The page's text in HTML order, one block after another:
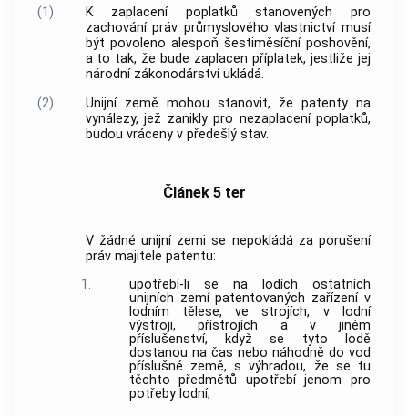
(1)
K zaplacení poplatků stanovených pro
zachování práv průmyslového vlastnictví musí
být povoleno alespoň šestiměsíční poshovění,
a to tak, že bude zaplacen příplatek, jestliže jej
národní zákonodárství ukládá.
(2)
Unijní země mohou stanovit, že patenty na
vynálezy, jež zanikly pro nezaplacení poplatků,
budou vráceny v předešlý stav.
Článek 5 ter
V žádné unijní zemi se nepokládá za porušení
práv majitele patentu:
1.
upotřebí-li se na lodích ostatních
unijních zemí patentovaných zařízení v
lodním tělese, ve strojích, v lodní
výstroji, přístrojích a v jiném
příslušenství, když se tyto lodě
dostanou na čas nebo náhodně do vod
příslušné země, s výhradou, že se tu
těchto předmětů upotřebí jenom pro
potřeby lodní;